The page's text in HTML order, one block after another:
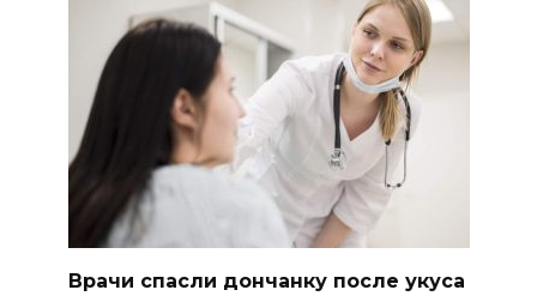
Врачи спасли дончанку после укуса